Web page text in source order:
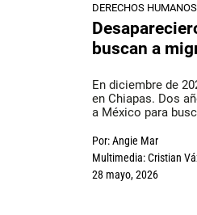
DERECHOS HUMANOS
buscan a
En diciembre de
en Chiapas. Dos
a México para
Por:Angie Mar
Multimedia:Cristian
28 mayo, 2026